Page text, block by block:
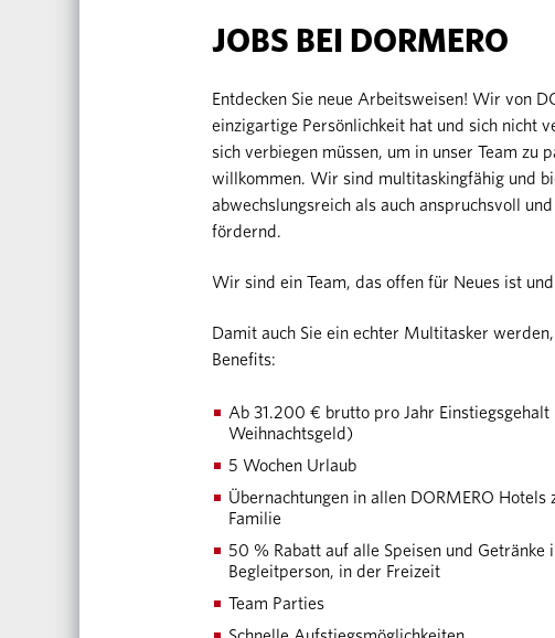
JOBS BEI DORMERO
Entdecken Sie neue Arbeitsweisen! Wir von
einzigartige Persönlichkeit hat und sich nicht
sich verbiegen müssen, um in unser Team zu
willkommen. Wir sind multitaskingfähig und
abwechslungsreich als auch anspruchsvoll
fördernd.
Wir sind ein Team, das offen für Neues ist
Damit auch Sie ein echter Multitasker
Benefits:
Ab 31.200 € brutto pro Jahr
Weihnachtsgeld)
5 Wochen Urlaub
Übernachtungen in allen DORMERO
Familie
50 % Rabatt auf alle Speisen und Getränke
Begleitperson, in der Freizeit
Team Parties